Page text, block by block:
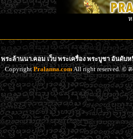
พระล้านนา.คอม เว็บ พระเครื่อง พระบูชา อันดับ
CopyrightPralanna.comAll right reserved. ©